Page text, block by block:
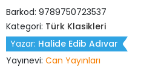
Barkod: 9789750723537
Kategori: Türk Klasikleri
Yazar: Halide Edib Adıvar
Yayınevi: Can Yayınları